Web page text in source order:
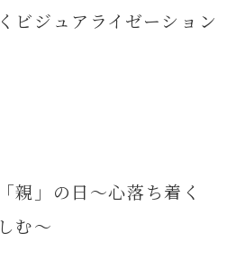
ビジュアライゼーション
」の日～心落ち着く
む～